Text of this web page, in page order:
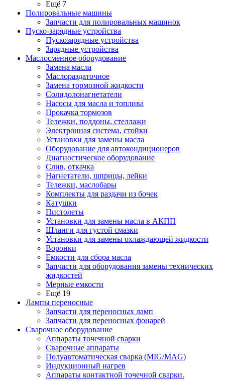
Ещё 7
Полировальные машины
Запчасти для полировальных машинок
Пуско-зарядные устройства
Пускозарядные устройства
Зарядные устройства
Маслосменное оборудование
Замена масла
Маслораздаточное
Замена тормозной жидкости
Солидолонагнетатели
Насосы для масла и топлива
Прокачка тормозов
Тележки, поддоны, стеллажи
Электронная система, стойки
Установки для замены масла
Оборудование для автокондиционеров
Диагностическое оборудование
Слив, откачка
Нагнетатели, шприцы, лейки
Тележки, маслобары
Комплекты для раздачи из бочек
Катушки
Пистолеты
Установки для замены масла в АКПП
Шланги для густой смазки
Установки для замены охлаждающей жидкости
Воронки
Емкости для сбора масла
Запчасти для оборудования замены технических
жидкостей
Мерные емкости
Ещё 19
Лампы переносные
Запчасти для переносных ламп
Запчасти для переносных фонарей
Сварочное оборудование
Аппараты точечной сварки
Сварочные аппараты
Полуавтоматическая сварка (MIG/MAG)
Индукционный нагрев
Аппараты контактной точечной сварки.